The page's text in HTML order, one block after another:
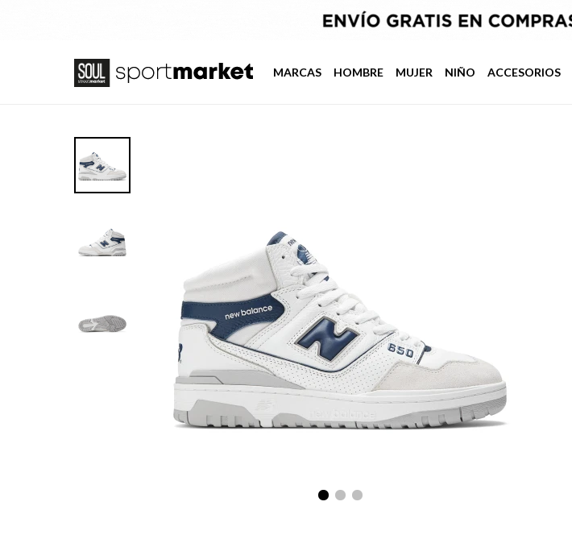
MARCAS HOMBRE MUJER NIÑO ACCESORIOS